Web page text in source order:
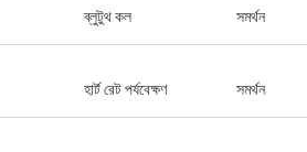
ব্লুটুথ কল সমর্থন
হার্ট রেট পর্যবেক্ষণ সমর্থন